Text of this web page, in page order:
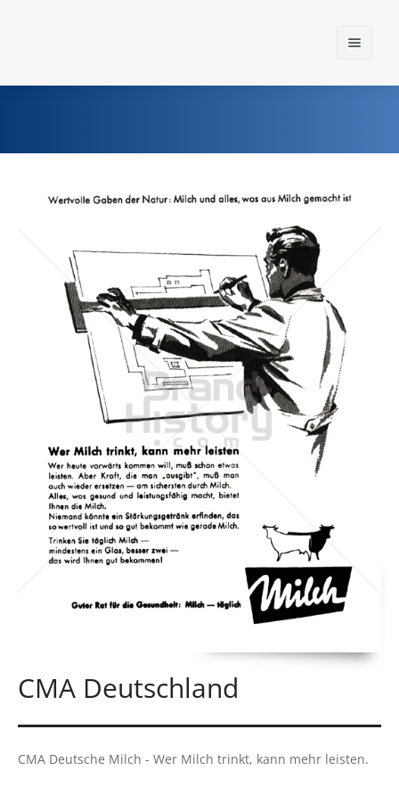
Marken
Konzerne
CMA Deutschland
CMA Deutsche Milch - Wer Milch trinkt, kann mehr leisten.